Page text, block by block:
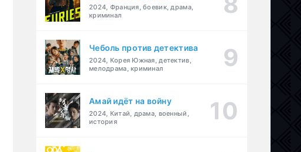
2024, Франция, боевик, драма,
криминал
Чеболь против детектива
2024, Корея Южная, детектив,
мелодрама, криминал
Амай идёт на войну
2024, Китай, драма, военный,
история